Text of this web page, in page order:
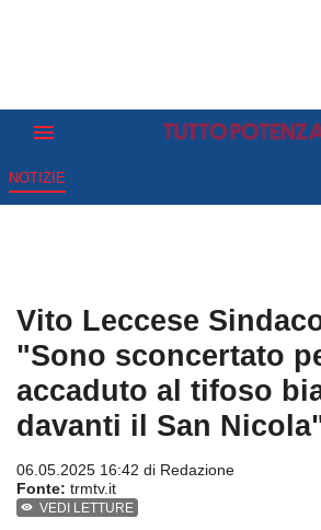
NOTIZIE
Vito Leccese
"Sono sconcertato
accaduto al tifoso
davanti il San
06.05.2025 16:42 di Redazione
Fonte: trmtv.it
VEDI LETTURE